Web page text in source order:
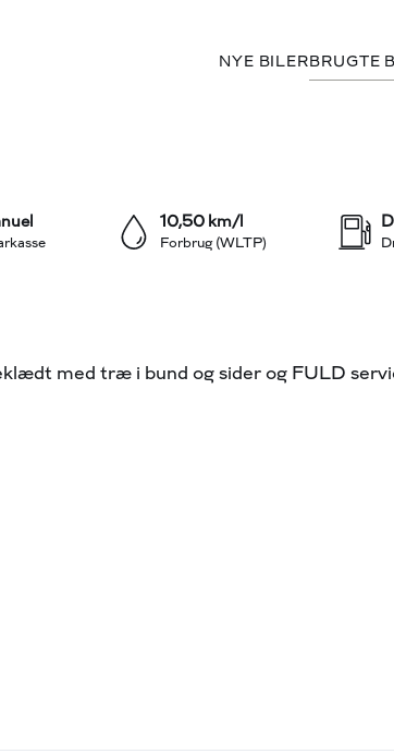
NYE BILER BRUGTE
Forbrug (WLTP)
10,50 km/l
med træ i bund og sider og FULD